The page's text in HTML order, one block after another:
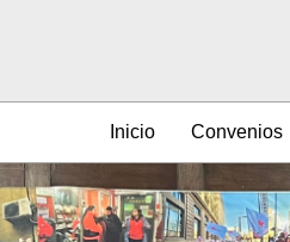
Inicio Convenios